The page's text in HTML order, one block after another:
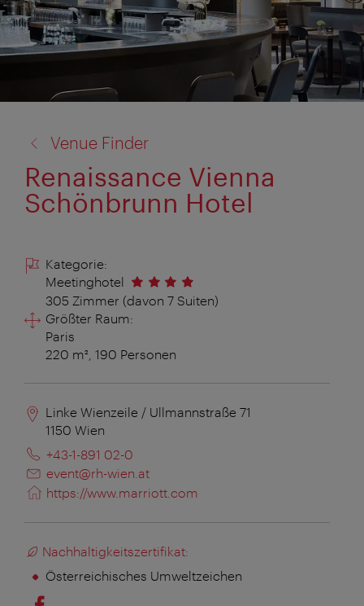
zu:
Venue Finder
Renaissance Vienna
Schönbrunn Hotel
Kategorie:
Meetinghotel
305 Zimmer (davon 7 Suiten)
Größter Raum:
Paris
220 m², 190 Personen
Linke Wienzeile / Ullmannstraße 71
1150 Wien
+43-1-891 02-0
event@rh-wien.at
https://www.marriott.com
Nachhaltigkeitszertifikat:
Österreichisches Umweltzeichen